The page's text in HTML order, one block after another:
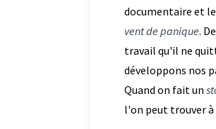
documentaire et
vent de panique.
travail qu'il ne
développons nos
Quand on fait un
l'on peut trouver